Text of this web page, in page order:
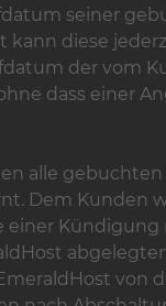
seiner
kann diese
der vom
dass einer
alle
Dem Kunden
einer
von